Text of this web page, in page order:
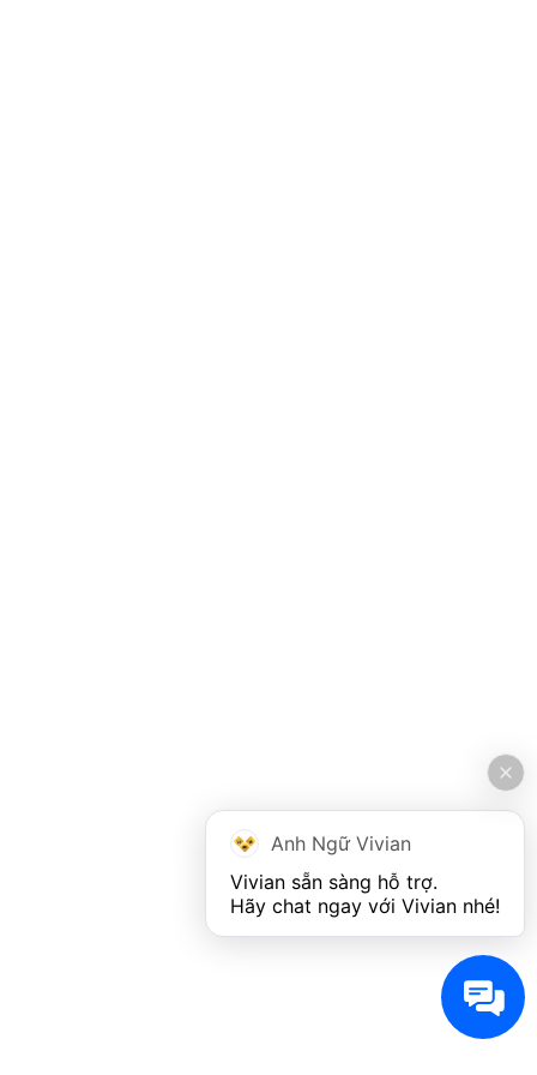
Anh Ngữ Vivian
Vivian sẵn sàng hỗ trợ.
Hãy chat ngay với Vivian nhé!